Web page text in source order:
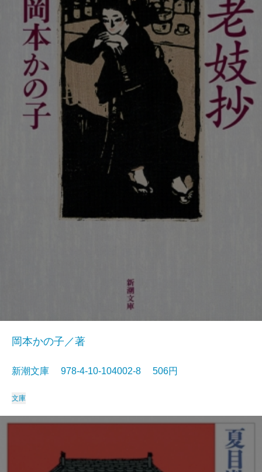
岡本かの子／著
新潮文庫 978-4-10-104002-8 506円
文庫